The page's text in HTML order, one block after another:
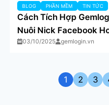
BLOG PHẦN MỀM TIN TỨC
Cách Tích Hợp
Nuôi Nick Facebook
03/10/2025 gemlogin.vn
1 2 3